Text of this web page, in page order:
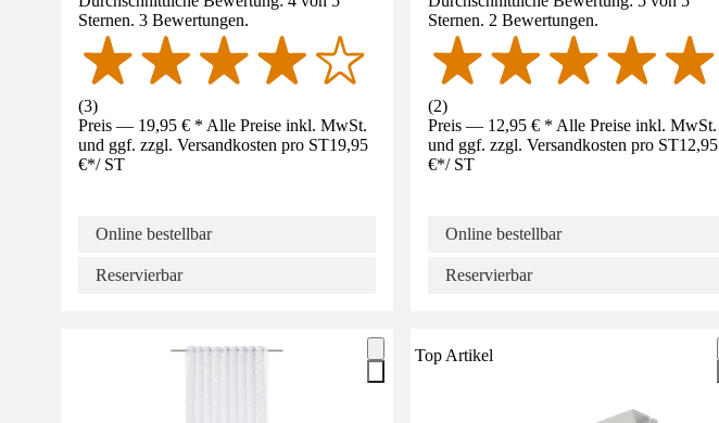
Sternen. 3 Bewertungen.
(3)
Preis — 19,95 € * Alle Preise inkl. MwSt.
und ggf. zzgl. Versandkosten pro ST19,95
€*/ ST
Online bestellbar
Reservierbar
Sternen. 2 Bewertungen.
(2)
Preis — 12,95 € * Alle Preise inkl. MwSt.
und ggf. zzgl. Versandkosten pro ST12,95
€*/ ST
Online bestellbar
Reservierbar
Top Artikel